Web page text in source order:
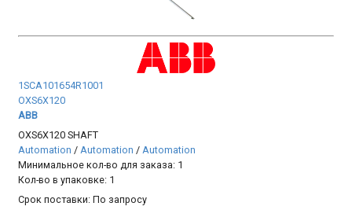
1SCA101654R1001
OXS6X120
ABB
OXS6X120 SHAFT
Automation /Automation /Automation
Минимальное кол-во для заказа: 1
Кол-во в упаковке: 1
Срок поставки:По запросу